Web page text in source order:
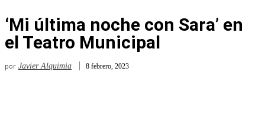
‘Mi última noche con Sara’ en
el Teatro Municipal
por Javier Alquimia 8 febrero, 2023